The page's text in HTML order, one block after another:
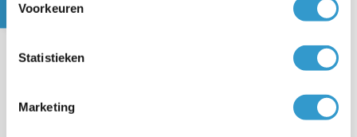
Voorkeuren
Statistieken
Marketing